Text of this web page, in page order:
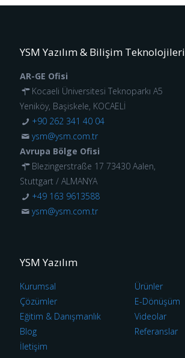
YSM Yazılım & Bilişim Teknolojileri
AR-GE Ofisi
Kocaeli Üniversitesi Teknoparkı A5
Yeniköy, Başiskele, KOCAELİ
+90 262 341 40 04
ysm@ysm.com.tr
Avrupa Bölge Ofisi
Blezingerstraße 17 73430 Aalen,
Stuttgart / ALMANYA
+49 163 9613588
ysm@ysm.com.tr
YSM Yazılım
Kurumsal
Ürünler
Çözümler
E-Dönüşüm
Eğitim & Danışmanlık
Videolar
Blog
Referanslar
İletişim